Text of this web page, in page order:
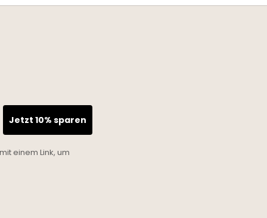
Jetzt 10% sparen
einem Link, um